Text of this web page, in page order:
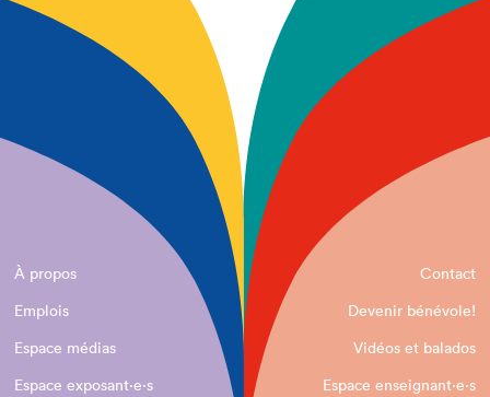
À propos
Contact
Emplois
Devenir bénévole!
Espace médias
Vidéos et balados
Espace exposant·e⋅s
Espace enseignant·e⋅s